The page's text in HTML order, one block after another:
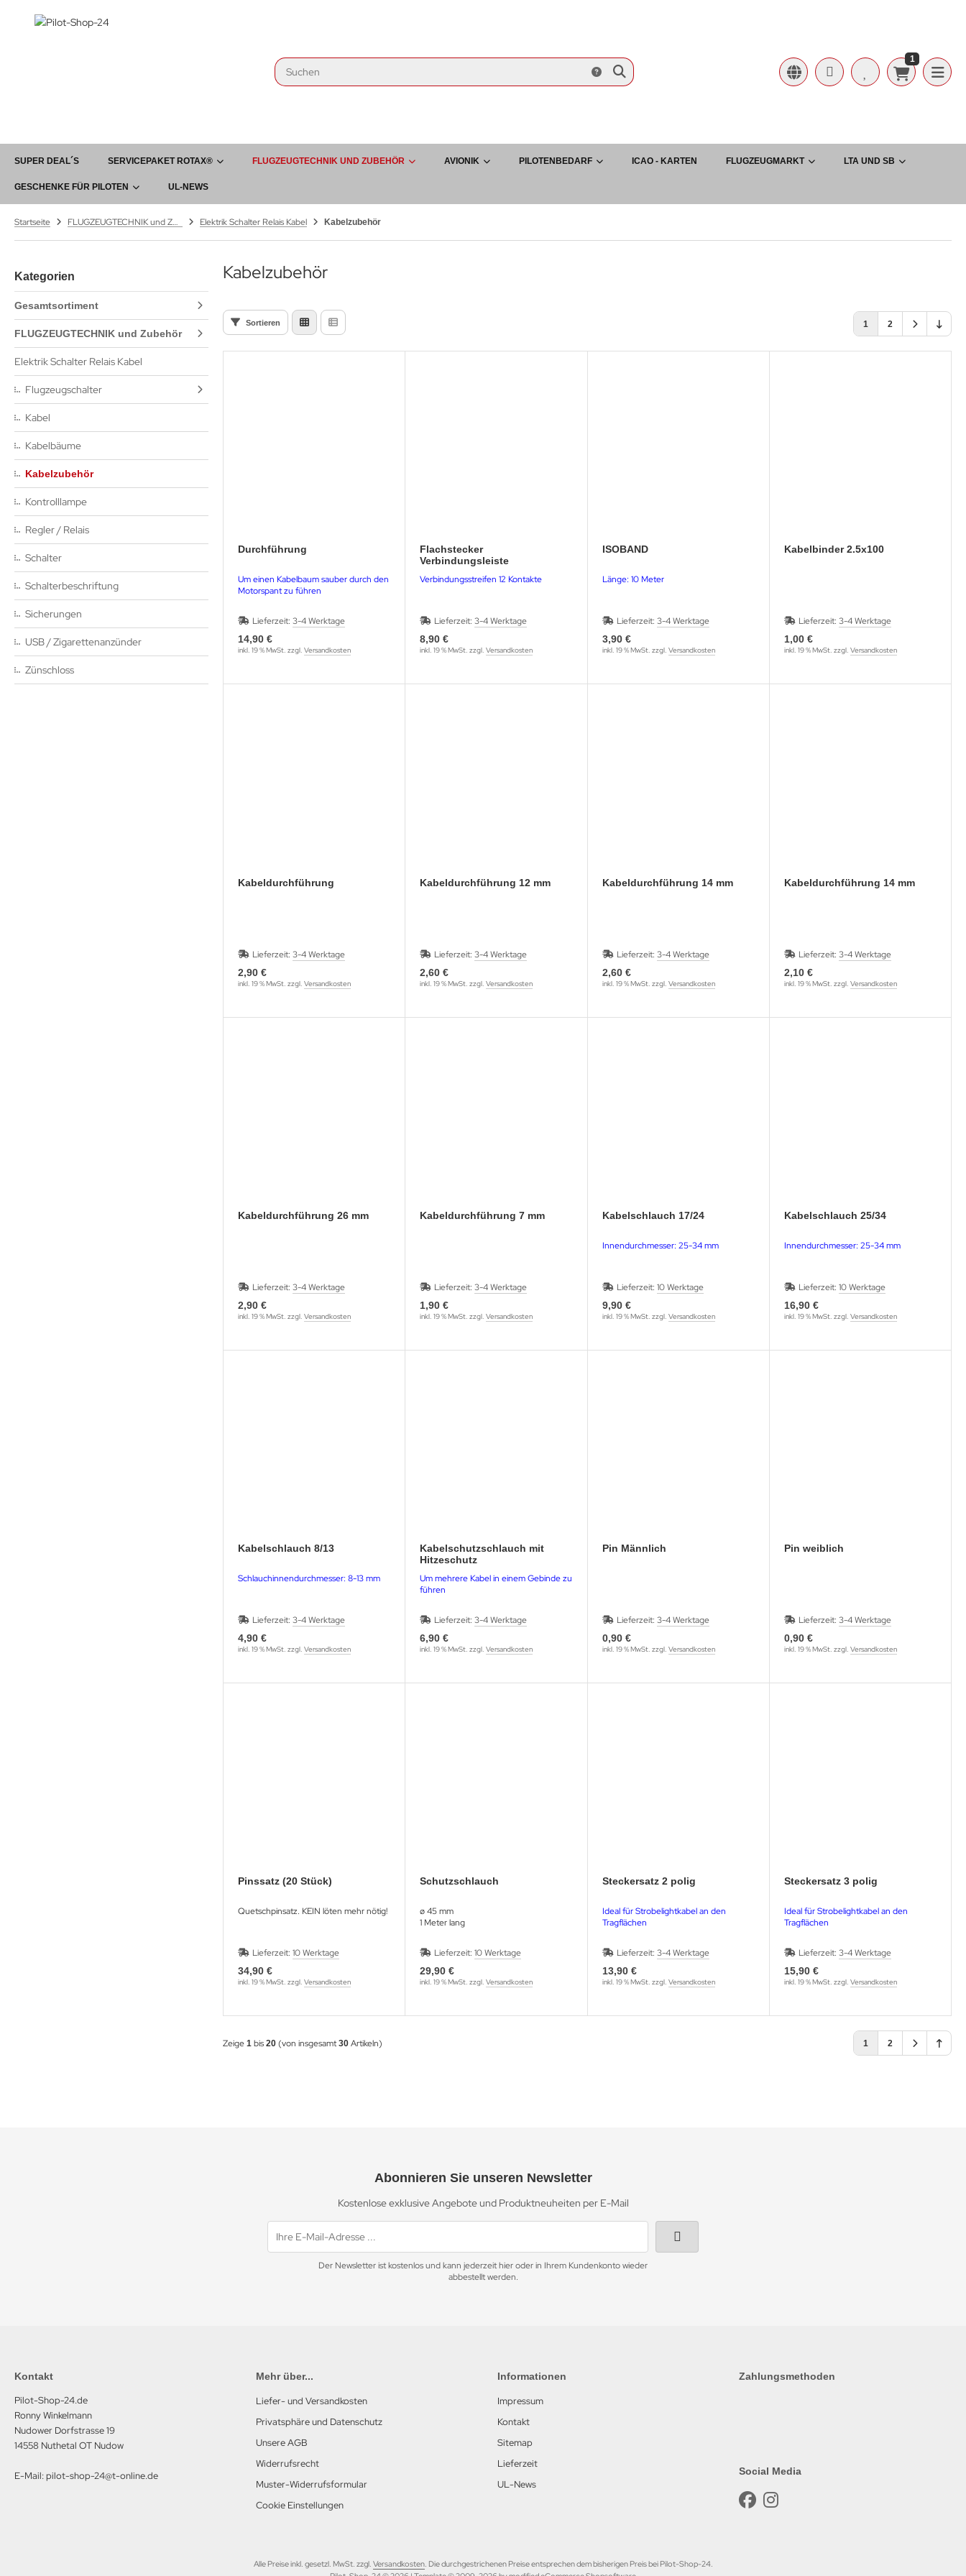
1
SUPER DEAL´S SERVICEPAKET ROTAX® FLUGZEUGTECHNIK UND ZUBEHÖR AVIONIK PILOTENBEDARF ICAO - KARTEN FLUGZEUGMARKT LTA UND SB
GESCHENKE FÜR PILOTEN UL-NEWS
Startseite FLUGZEUGTECHNIK und Zubehör Elektrik Schalter Relais Kabel Kabelzubehör
Kategorien
Gesamtsortiment
FLUGZEUGTECHNIK und Zubehör
Elektrik Schalter Relais Kabel
Flugzeugschalter
Kabel
Kabelbäume
Kabelzubehör
Kontrolllampe
Regler / Relais
Schalter
Schalterbeschriftung
Sicherungen
USB / Zigarettenanzünder
Zünschloss
Kabelzubehör
Sortieren 1 2
Durchführung
Um einen Kabelbaum sauber durch den
Motorspant zu führen
Lieferzeit: 3-4 Werktage
14,90 €
inkl. 19 % MwSt. zzgl. Versandkosten
Flachstecker
Verbindungsleiste
Verbindungsstreifen 12 Kontakte
Lieferzeit:3-4 Werktage
8,90 €
inkl. 19 % MwSt. zzgl.Versandkosten
ISOBAND
Länge: 10 Meter
Lieferzeit: 3-4 Werktage
3,90 €
inkl. 19 % MwSt. zzgl. Versandkosten
Kabelbinder 2.5x100
Lieferzeit: 3-4 Werktage
1,00 €
inkl. 19 % MwSt. zzgl. Versandkosten
Kabeldurchführung
Lieferzeit: 3-4 Werktage
2,90 €
inkl. 19 % MwSt. zzgl. Versandkosten
Kabeldurchführung 12 mm
Lieferzeit:3-4 Werktage
2,60 €
inkl. 19 % MwSt. zzgl.Versandkosten
Kabeldurchführung 14 mm
Lieferzeit: 3-4 Werktage
2,60 €
inkl. 19 % MwSt. zzgl. Versandkosten
Kabeldurchführung 14 mm
Lieferzeit: 3-4 Werktage
2,10 €
inkl. 19 % MwSt. zzgl. Versandkosten
Kabeldurchführung 26 mm
Lieferzeit: 3-4 Werktage
2,90 €
inkl. 19 % MwSt. zzgl. Versandkosten
Kabeldurchführung 7 mm
Lieferzeit:3-4 Werktage
1,90 €
inkl. 19 % MwSt. zzgl.Versandkosten
Kabelschlauch 17/24
Innendurchmesser: 25-34 mm
Lieferzeit: 10 Werktage
9,90 €
inkl. 19 % MwSt. zzgl. Versandkosten
Kabelschlauch 25/34
Innendurchmesser: 25-34 mm
Lieferzeit: 10 Werktage
16,90 €
inkl. 19 % MwSt. zzgl. Versandkosten
Kabelschlauch 8/13
Schlauchinnendurchmesser: 8-13 mm
Lieferzeit: 3-4 Werktage
4,90 €
inkl. 19 % MwSt. zzgl. Versandkosten
Kabelschutzschlauch mit
Hitzeschutz
Um mehrere Kabel in einem Gebinde zu
führen
Lieferzeit:3-4 Werktage
6,90 €
inkl. 19 % MwSt. zzgl.Versandkosten
Pin Männlich
Lieferzeit: 3-4 Werktage
0,90 €
inkl. 19 % MwSt. zzgl. Versandkosten
Pin weiblich
Lieferzeit: 3-4 Werktage
0,90 €
inkl. 19 % MwSt. zzgl. Versandkosten
Pinssatz (20 Stück)
Quetschpinsatz. KEIN löten mehr nötig!
Lieferzeit: 10 Werktage
34,90 €
inkl. 19 % MwSt. zzgl. Versandkosten
Schutzschlauch
ø 45 mm
1 Meter lang
Lieferzeit:10 Werktage
29,90 €
inkl. 19 % MwSt. zzgl.Versandkosten
Steckersatz 2 polig
Ideal für Strobelightkabel an den
Tragflächen
Lieferzeit: 3-4 Werktage
13,90 €
inkl. 19 % MwSt. zzgl. Versandkosten
Steckersatz 3 polig
Ideal für Strobelightkabel an den
Tragflächen
Lieferzeit: 3-4 Werktage
15,90 €
inkl. 19 % MwSt. zzgl. Versandkosten
Zeige 1 bis 20 (von insgesamt30 Artikeln) 1 2
Abonnieren Sie unseren Newsletter
Kostenlose exklusive Angebote und Produktneuheiten per E-Mail
Der Newsletter ist kostenlos und kann jederzeit hier oder in Ihrem Kundenkonto wieder
abbestellt werden.
Kontakt
Pilot-Shop-24.de
Ronny Winkelmann
Nudower Dorfstrasse 19
14558 Nuthetal OT Nudow
E-Mail: pilot-shop-24@t-online.de
Mehr über...
Liefer- und Versandkosten
Privatsphäre und Datenschutz
Unsere AGB
Widerrufsrecht
Muster-Widerrufsformular
Cookie Einstellungen
Informationen
Impressum
Kontakt
Sitemap
Lieferzeit
UL-News
Zahlungsmethoden
Social Media
Alle Preise inkl. gesetzl. MwSt. zzgl. Versandkosten. Die durchgestrichenen Preise entsprechen dem bisherigen Preis bei Pilot-Shop-24.